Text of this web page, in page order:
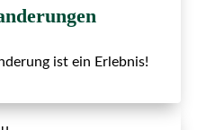
ist ein Erlebnis!